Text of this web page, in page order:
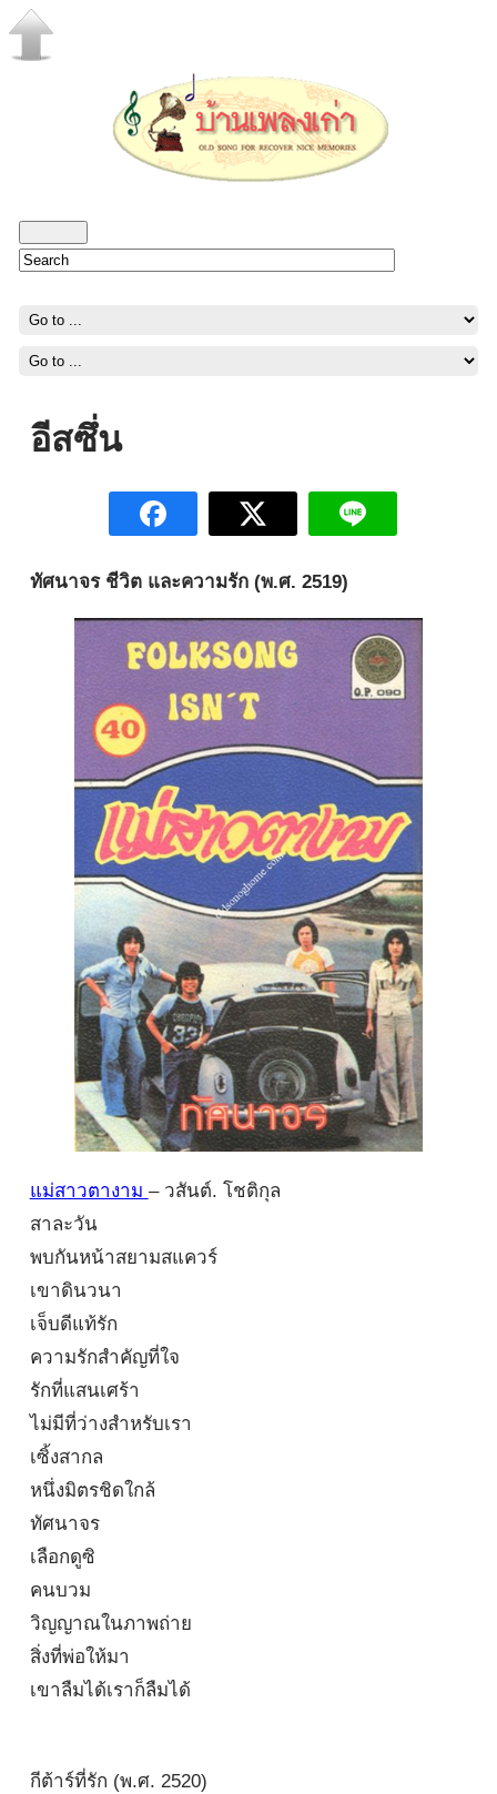
อีสซึ่น
ทัศนาจร ชีวิต และความรัก (พ.ศ. 2519)
แม่สาวตางาม – วสันต์. โชติกุล
สาละวัน
พบกันหน้าสยามสแควร์
เขาดินวนา
เจ็บดีแท้รัก
ความรักสำคัญที่ใจ
รักที่แสนเศร้า
ไม่มีที่ว่างสำหรับเรา
เซิ้งสากล
หนึ่งมิตรชิดใกล้
ทัศนาจร
เลือกดูซิ
คนบวม
วิญญาณในภาพถ่าย
สิ่งที่พ่อให้มา
เขาลืมได้เราก็ลืมได้
กีต้าร์ที่รัก (พ.ศ. 2520)